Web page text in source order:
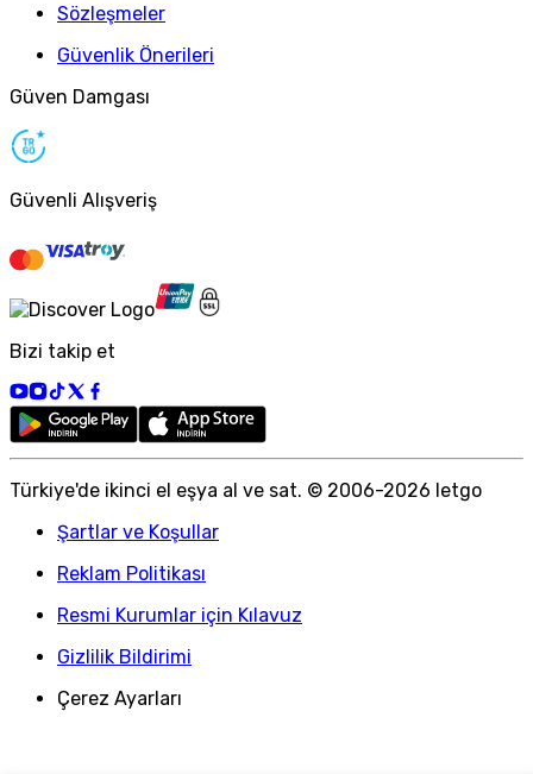
Sözleşmeler
Güvenlik Önerileri
Güven Damgası
Güvenli Alışveriş
Bizi takip et
Türkiye'de ikinci el eşya al ve sat. © 2006-2026 letgo
Şartlar ve Koşullar
Reklam Politikası
Resmi Kurumlar için Kılavuz
Gizlilik Bildirimi
Çerez Ayarları